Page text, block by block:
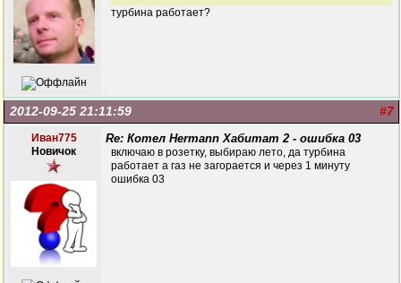
турбина работает?
#7
2012-09-25 21:11:59
Иван775
Новичок
Re: Котел Hermann Хабитат 2 - ошибка 03
включаю в розетку, выбираю лето, да турбина
работает а газ не загорается и через 1 минуту
ошибка 03